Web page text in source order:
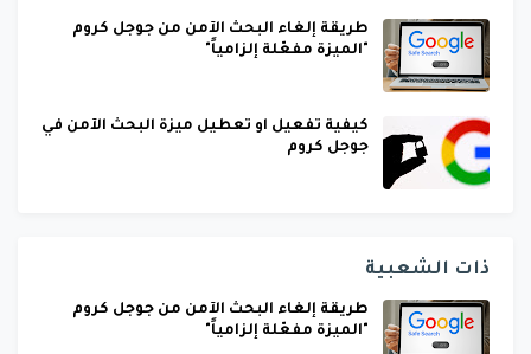
طريقة إلغاء البحث الآمن من جوجل كروم
"الميزة مفعّلة إلزامياً"
كيفية تفعيل او تعطيل ميزة البحث الآمن في
جوجل كروم
ذات الشعبية
طريقة إلغاء البحث الآمن من جوجل كروم
"الميزة مفعّلة إلزامياً"